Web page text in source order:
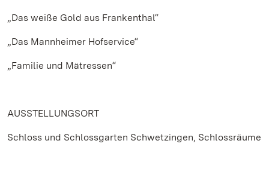
„Das weiße Gold aus Frankenthal“
„Das Mannheimer Hofservice“
„Familie und Mätressen“
AUSSTELLUNGSORT
Schloss und Schlossgarten Schwetzingen, Schlossräume